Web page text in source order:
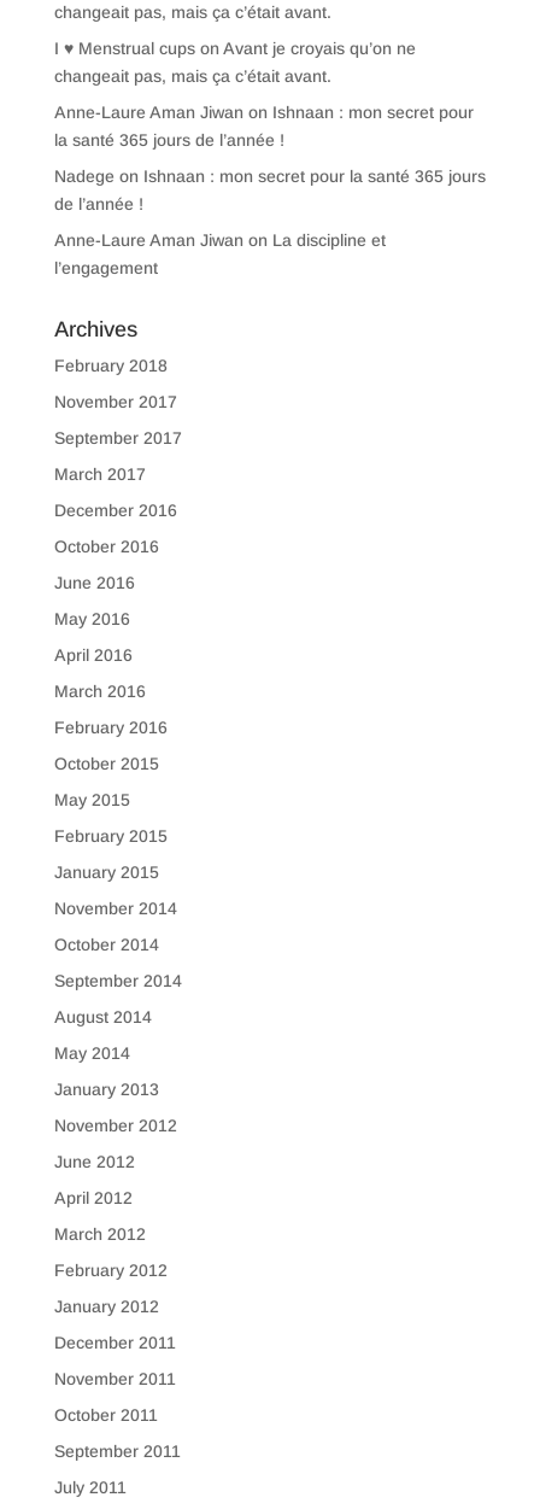
changeait pas, mais ça c’était avant.
I ♥ Menstrual cupson Avant je croyais qu’on ne
changeait pas, mais ça c’était avant.
Anne-Laure Aman Jiwan on Ishnaan : mon secret pour
la santé 365 jours de l’année !
Nadege on Ishnaan : mon secret pour la santé 365 jours
de l’année !
Anne-Laure Aman Jiwan on La discipline et
l’engagement
Archives
February 2018
November 2017
September 2017
March 2017
December 2016
October 2016
June 2016
May 2016
April 2016
March 2016
February 2016
October 2015
May 2015
February 2015
January 2015
November 2014
October 2014
September 2014
August 2014
May 2014
January 2013
November 2012
June 2012
April 2012
March 2012
February 2012
January 2012
December 2011
November 2011
October 2011
September 2011
July 2011